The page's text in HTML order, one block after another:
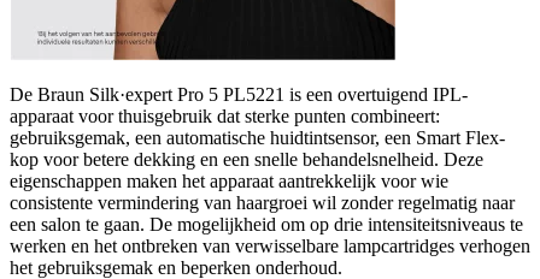
De Braun Silk·expert Pro 5 PL5221 is een overtuigend IPL-
apparaat voor thuisgebruik dat sterke punten combineert:
gebruiksgemak, een automatische huidtintsensor, een Smart Flex-
kop voor betere dekking en een snelle behandelsnelheid. Deze
eigenschappen maken het apparaat aantrekkelijk voor wie
consistente vermindering van haargroei wil zonder regelmatig naar
een salon te gaan. De mogelijkheid om op drie intensiteitsniveaus te
werken en het ontbreken van verwisselbare lampcartridges verhogen
het gebruiksgemak en beperken onderhoud.